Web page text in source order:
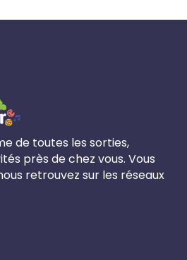
de toutes les sorties,
près de chez vous. Vous
retrouvez sur les réseaux